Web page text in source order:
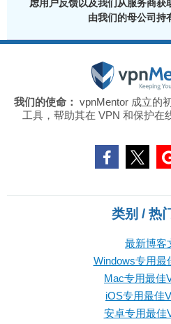
虑用户反馈以及我们从服务商获
由我们的母公司持
我们的使命： vpnMentor 成立的
工具，帮助其在 VPN 和保护在
类别 / 热
最新博客
Windows专用最
Mac专用最佳
iOS专用最佳
安卓专用最佳